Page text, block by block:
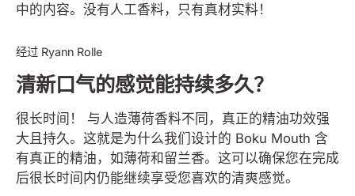
中的内容。没有人工香料，只有真材实料！
经过 Ryann Rolle
清新口气的感觉能持续多久？
很长时间！ 与人造薄荷香料不同，真正的精油功效强
大且持久。这就是为什么我们设计的 Boku Mouth 含
有真正的精油，如薄荷和留兰香。这可以确保您在完成
后很长时间内仍能继续享受您喜欢的清爽感觉。